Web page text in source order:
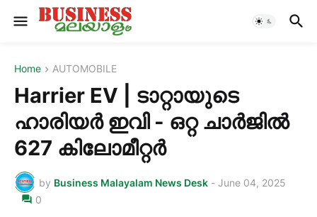
Home AUTOMOBILE
Harrier EV | ടാറ്റായുടെ
ഹാരിയർ ഇവി - ഒറ്റ ചാർജിൽ
627 കിലോമീറ്റർ
by Business Malayalam News Desk - June 04, 2025
0